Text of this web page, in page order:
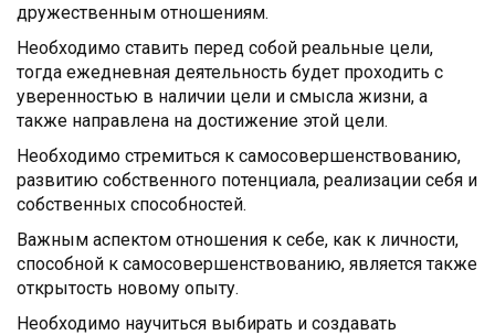
дружественным отношениям.
Необходимо ставить перед собой реальные цели,
тогда ежедневная деятельность будет проходить с
уверенностью в наличии цели и смысла жизни, а
также направлена на достижение этой цели.
Необходимо стремиться к самосовершенствованию,
развитию собственного потенциала, реализации себя и
собственных способностей.
Важным аспектом отношения к себе, как к личности,
способной к самосовершенствованию, является также
открытость новому опыту.
Необходимо научиться выбирать и создавать